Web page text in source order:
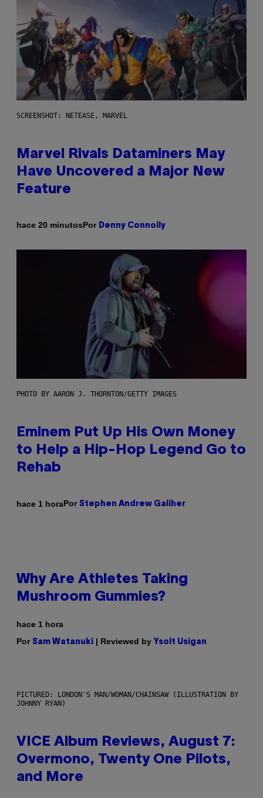
SCREENSHOT: NETEASE, MARVEL
Marvel Rivals Dataminers May
Have Uncovered a Major New
Feature
hace 20 minutosPor Denny Connolly
PHOTO BY AARON J. THORNTON/GETTY IMAGES
Eminem Put Up His Own Money
to Help a Hip-Hop Legend Go to
Rehab
hace 1 horaPor Stephen Andrew Galiher
Why Are Athletes Taking
Mushroom Gummies?
hace 1 hora
Por Sam Watanuki | Reviewed by Ysolt Usigan
PICTURED: LONDON'S MAN/WOMAN/CHAINSAW (ILLUSTRATION BY
JOHNNY RYAN)
VICE Album Reviews, August 7:
Overmono, Twenty One Pilots,
and More